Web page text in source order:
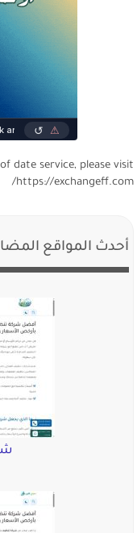
date service, please visit
https://exchangeff.com/
أحدث المواقع